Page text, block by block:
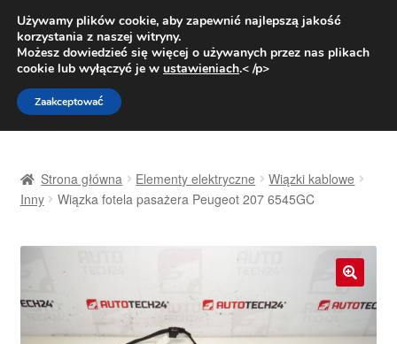
DOSTAWA od 31 zł
Pn.-pt. 9:00-16:00800 003 167
Przejdź
do
nawigacji
Przejdź
do
treści
Dostawa
Moje konto
Strona główna Elementy elektryczne
Wiązki kablowe
Inny
Wiązka fotela pasażera Peugeot 207 6545GC
🔍
Używamy plików cookie, aby zapewnić najlepszą jakość
korzystania z naszej witryny.
Możesz dowiedzieć się więcej o używanych przez nas plikach
cookie lub wyłączyć je w ustawieniach.< /p>
Zaakceptować